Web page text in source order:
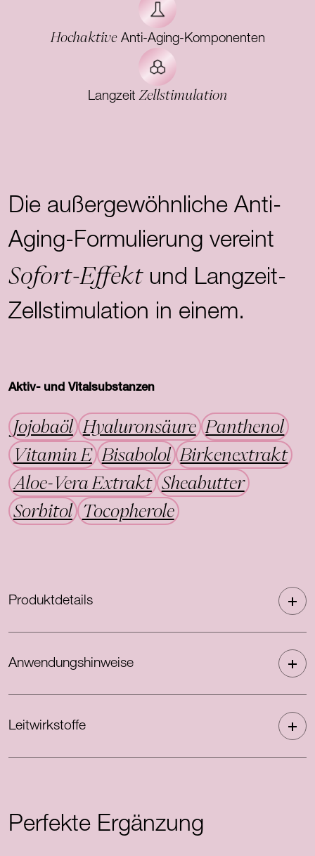
HochaktiveAnti-Aging-Komponenten
LangzeitZellstimulation
Die außergewöhnliche Anti-
Aging-Formulierung vereint
Sofort-Effektund Langzeit-
Zellstimulation in einem.
Aktiv- und Vitalsubstanzen
Jojobaöl Hyaluronsäure
Panthenol
Vitamin E
Bisabolol
Birkenextrakt
Aloe-Vera Extrakt Sheabutter
Sorbitol
Tocopherole
Produktdetails
Anwendungshinweise
Leitwirkstoffe
Perfekte Ergänzung